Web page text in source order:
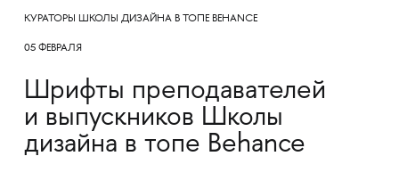
КУРАТОРЫ ШКОЛЫ ДИЗАЙНА В ТОПЕ BEHANCE
05 ФЕВРАЛЯ
Шрифты преподавателей
и выпускников Школы
дизайна в топе Behance